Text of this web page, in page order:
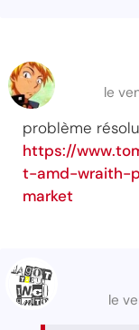
le
problème
https://
t-amd-wraith-
market
le